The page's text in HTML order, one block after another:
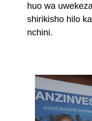
huo wa
shirikisho hilo
nchini.